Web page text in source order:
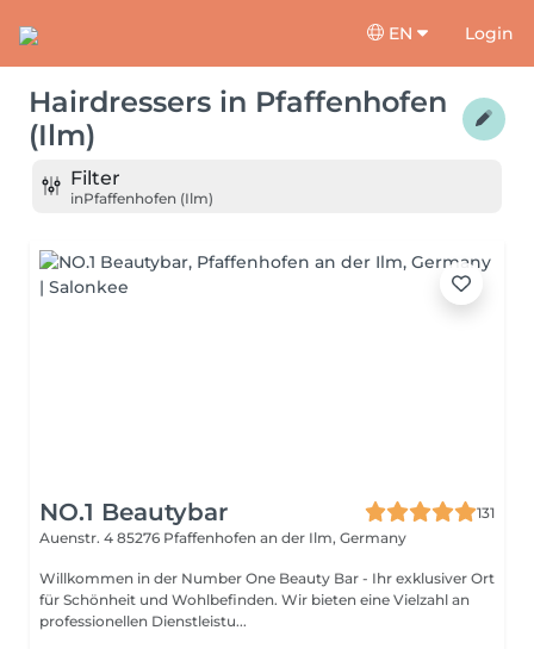
EN Login
Hairdressers in Pfaffenhofen
(Ilm)
Filter
inPfaffenhofen (Ilm)
NO.1 Beautybar
131
Auenstr. 4 85276 Pfaffenhofen an der Ilm, Germany
Willkommen in der Number One Beauty Bar - Ihr exklusiver Ort
für Schönheit und Wohlbefinden. Wir bieten eine Vielzahl an
professionellen Dienstleistu...